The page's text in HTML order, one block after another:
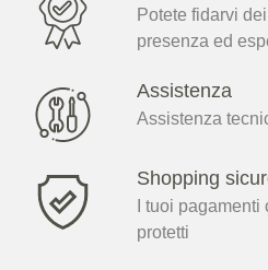
Potete fidarvi
presenza ed
Assistenza
Assistenza
Shopping
I tuoi
protetti